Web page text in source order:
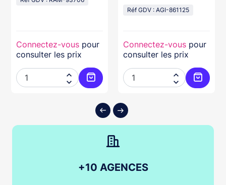
au panier
Connectez-vous pour
consulter les prix


Ajouter au panier
Réf GDV : AGI-861125
Connectez-vous pour
consulter les prix


+10 AGENCES